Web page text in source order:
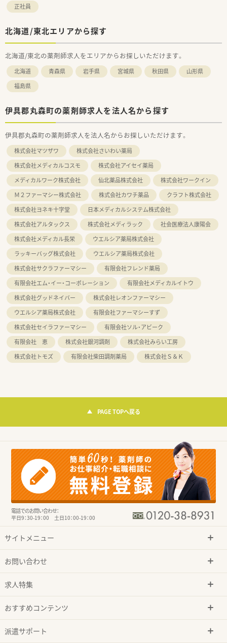
正社員
北海道/東北エリアから探す
北海道/東北の薬剤師求人をエリアからお探しいただけます。
北海道 青森県 岩手県 宮城県 秋田県
山形県
福島県
伊具郡丸森町の薬剤師求人を法人名から探す
伊具郡丸森町の薬剤師求人を法人名からお探しいただけます。
株式会社マツザワ
株式会社さいわい薬局
株式会社メディカルコスモ
株式会社アイセイ薬局
メディカルワーク株式会社
仙北薬品株式会社
株式会社ワークイン
Ｍ２ファーマシー株式会社
株式会社カワチ薬品
クラフト株式会社
株式会社ヨネキ十字堂
日本メディカルシステム株式会社
株式会社アルタックス
株式会社メディラック
社会医療法人康陽会
株式会社メディカル長栄
ウエルシア薬局株式会社
ラッキーバッグ株式会社
ウエルシア薬局株式会社
株式会社サクラファーマシー
有限会社フレンド薬局
有限会社エム・イー・コーポレーション
有限会社メディカルイトウ
株式会社グッドネイバー
株式会社レオンファーマシー
ウエルシア薬局株式会社
有限会社ファーマシーすず
株式会社セイラファーマシー
有限会社ソル・アビーク
有限会社 恵
株式会社銀河調剤
株式会社みらい工房
株式会社トモズ
有限会社柴田調剤薬局 株式会社Ｓ＆Ｋ
PAGE TOPへ戻る
電話でのお問い合わせ：
平日9：30-19：00 土日10：00-19：00
サイトメニュー
お問い合わせ
求人特集
おすすめコンテンツ
派遣サポート